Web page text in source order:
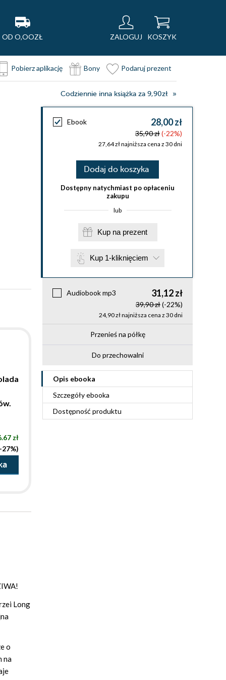
OD O,OOZŁ ZALOGUJ KOSZYK
Pobierz aplikację Bony Podaruj prezent
Codziennie inna książka za 9,90zł
Ebook 28,00 zł
35,90 zł(-22%)
27,64 zł najniższa cena z 30 dni
Dodaj do koszyka
Dostępny natychmiast po opłaceniu
zakupu
lub
Kup na prezent
Kup 1-kliknięciem
Audiobook mp3 31,12 zł
39,90 zł(-22%)
24,90 zł najniższa cena z 30 dni
Przenieś na półkę
Do przechowalni
Opis ebooka
Szczegółyebooka
Dostępność produktu
zł
27%)
Long
o
na